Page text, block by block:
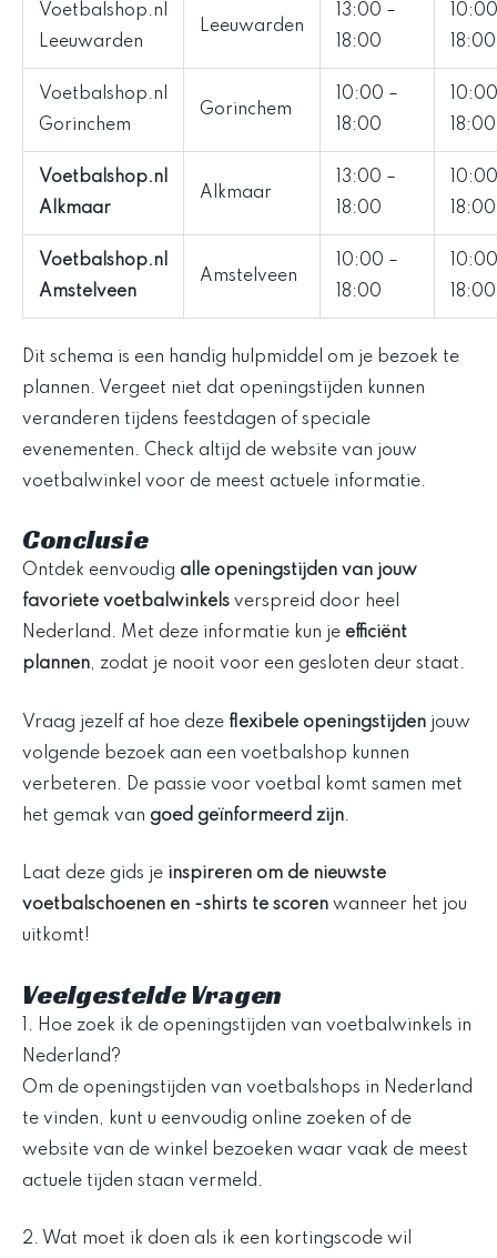
Voetbalshop.nl
Leeuwarden
Leeuwarden
13:00 –
18:00
18:00
Voetbalshop.nl
Gorinchem
Gorinchem
10:00 –
18:00
18:00
Voetbalshop.nl
Alkmaar
Alkmaar
13:00 –
18:00
18:00
Voetbalshop.nl
Amstelveen
Amstelveen
10:00 –
18:00
18:00
Dit schema is een handig hulpmiddel om je bezoek te
plannen. Vergeet niet dat openingstijden kunnen
veranderen tijdens feestdagen of speciale
evenementen. Check altijd de website van jouw
voetbalwinkel voor de meest actuele informatie.
Conclusie
Ontdek eenvoudig alle openingstijden van jouw
favoriete voetbalwinkels verspreid door heel
Nederland. Met deze informatie kun je efficiënt
plannen, zodat je nooit voor een gesloten deur staat.
Vraag jezelf af hoe deze flexibele openingstijden jouw
volgende bezoek aan een voetbalshop kunnen
verbeteren. De passie voor voetbal komt samen met
het gemak van goed geïnformeerd zijn.
Laat deze gids je inspireren om de nieuwste
voetbalschoenen en -shirts te scoren wanneer het jou
uitkomt!
Veelgestelde Vragen
1. Hoe zoek ik de openingstijden van voetbalwinkels in
Nederland?
Om de openingstijden van voetbalshops in Nederland
te vinden, kunt u eenvoudig online zoeken of de
website van de winkel bezoeken waar vaak de meest
actuele tijden staan vermeld.
2. Wat moet ik doen als ik een kortingscode wil